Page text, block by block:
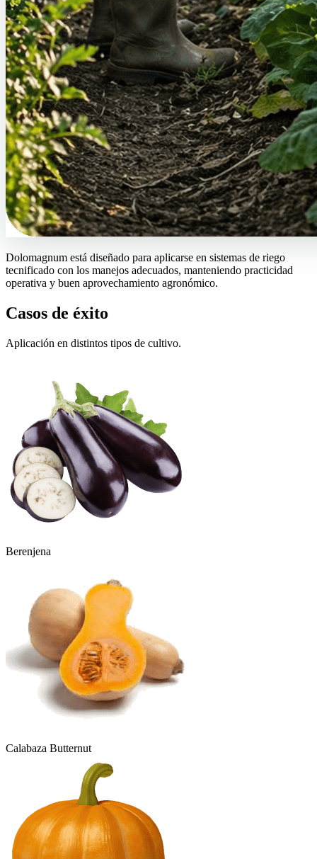
Dolomagnum está diseñado para aplicarse en sistemas de riego
tecnificado con los manejos adecuados, manteniendo practicidad
operativa y buen aprovechamiento agronómico.
Casos de éxito
Aplicación en distintos tipos de cultivo.
Berenjena
Calabaza Butternut